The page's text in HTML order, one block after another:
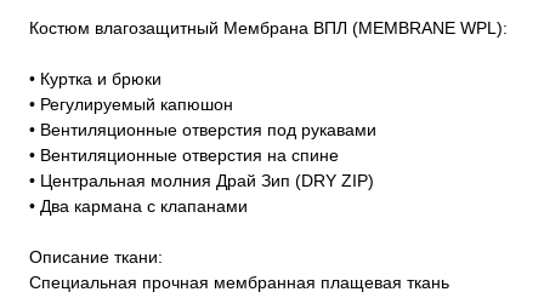
Костюм влагозащитный Мембрана ВПЛ (MEMBRANE WPL):
• Куртка и брюки
• Регулируемый капюшон
• Вентиляционные отверстия под рукавами
• Вентиляционные отверстия на спине
• Центральная молния Драй Зип (DRY ZIP)
• Два кармана с клапанами
Описание ткани:
Специальная прочная мембранная плащевая ткань